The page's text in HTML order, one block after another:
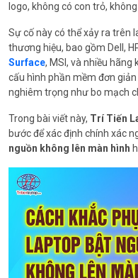
logo, không có con trỏ,
Sự cố này có thể xảy ra trên
thương hiệu, bao gồm Dell,
Surface, MSI, và nhiều hãng
cấu hình phần mềm đơn
nghiêm trọng như bo mạch
Trong bài viết này, Trí Tiến
bước để xác định chính xác
nguồn không lên màn hình